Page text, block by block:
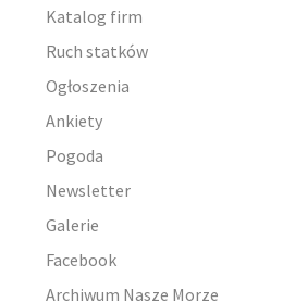
Katalog firm
Ruch statków
Ogłoszenia
Ankiety
Pogoda
Newsletter
Galerie
Facebook
Archiwum Nasze Morze